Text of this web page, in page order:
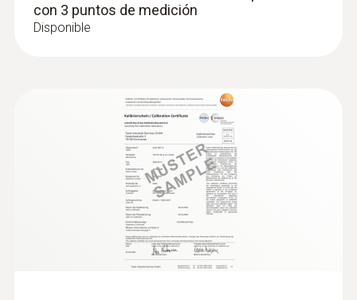
con 3 puntos de medición
Disponible